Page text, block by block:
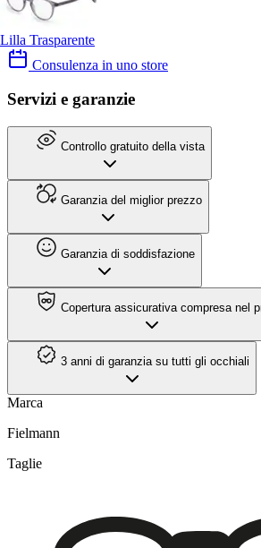
Lilla Trasparente
Consulenza in uno store
Servizi e garanzie
Controllo gratuito della vista
Garanzia del miglior prezzo
Garanzia di soddisfazione
Copertura assicurativa compresa nel
3 anni di garanzia su tutti gli occhiali
Marca
Fielmann
Taglie